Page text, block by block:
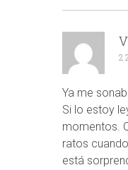
Ya me
Si lo estoy
momentos.
ratos
está